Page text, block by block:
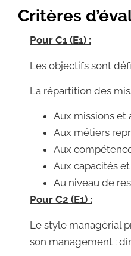
Critères
Pour C1 (E1) :
Les objectifs sont
La répartition des
Aux missions et
Aux métiers
Aux
Aux capacités
Au niveau de
Pour C2 (E1) :
Le style managérial
son management :